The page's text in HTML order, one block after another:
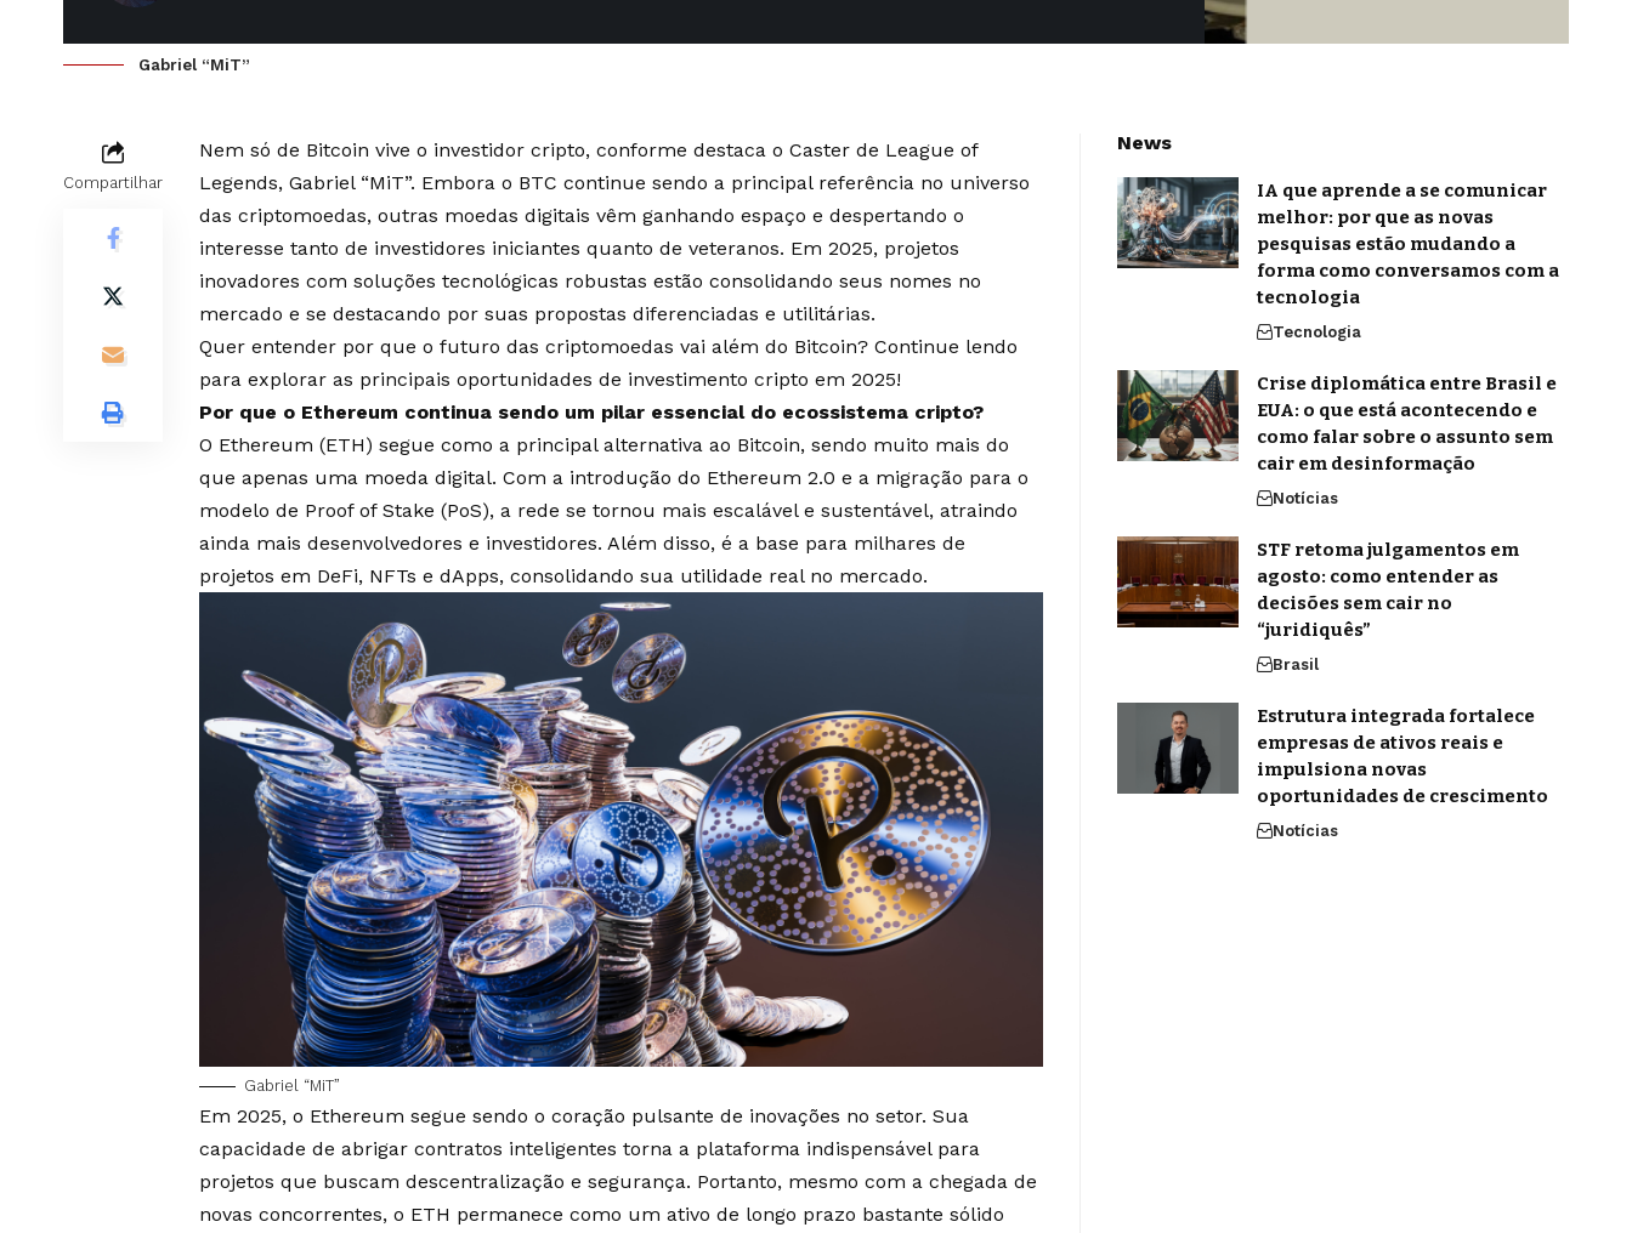
Gabriel “MiT”
Compartilhar
Nem só de Bitcoin vive o investidor cripto, conforme destaca o Caster de League of
Legends, Gabriel “MiT”. Embora o BTC continue sendo a principal referência no universo
das criptomoedas, outras moedas digitais vêm ganhando espaço e despertando o
interesse tanto de investidores iniciantes quanto de veteranos. Em 2025, projetos
inovadores com soluções tecnológicas robustas estão consolidando seus nomes no
mercado e se destacando por suas propostas diferenciadas e utilitárias.
Quer entender por que o futuro das criptomoedas vai além do Bitcoin? Continue lendo
para explorar as principais oportunidades de investimento cripto em 2025!
Por que o Ethereum continua sendo um pilar essencial do ecossistema cripto?
O Ethereum (ETH) segue como a principal alternativa ao Bitcoin, sendo muito mais do
que apenas uma moeda digital. Com a introdução do Ethereum 2.0 e a migração para o
modelo de Proof of Stake (PoS), a rede se tornou mais escalável e sustentável, atraindo
ainda mais desenvolvedores e investidores. Além disso, é a base para milhares de
projetos em DeFi, NFTs e dApps, consolidando sua utilidade real no mercado.
Gabriel “MiT”
Em 2025, o Ethereum segue sendo o coração pulsante de inovações no setor. Sua
capacidade de abrigar contratos inteligentes torna a plataforma indispensável para
projetos que buscam descentralização e segurança. Portanto, mesmo com a chegada de
novas concorrentes, o ETH permanece como um ativo de longo prazo bastante sólido
News
IA que aprende a se comunicar
melhor: por que as novas
pesquisas estão mudando a
forma como conversamos com a
tecnologia
Tecnologia
Crise diplomática entre Brasil e
EUA: o que está acontecendo e
como falar sobre o assunto sem
cair em desinformação
Notícias
STF retoma julgamentos em
agosto: como entender as
decisões sem cair no
“juridiquês”
Brasil
Estrutura integrada fortalece
empresas de ativos reais e
impulsiona novas
oportunidades de crescimento
Notícias